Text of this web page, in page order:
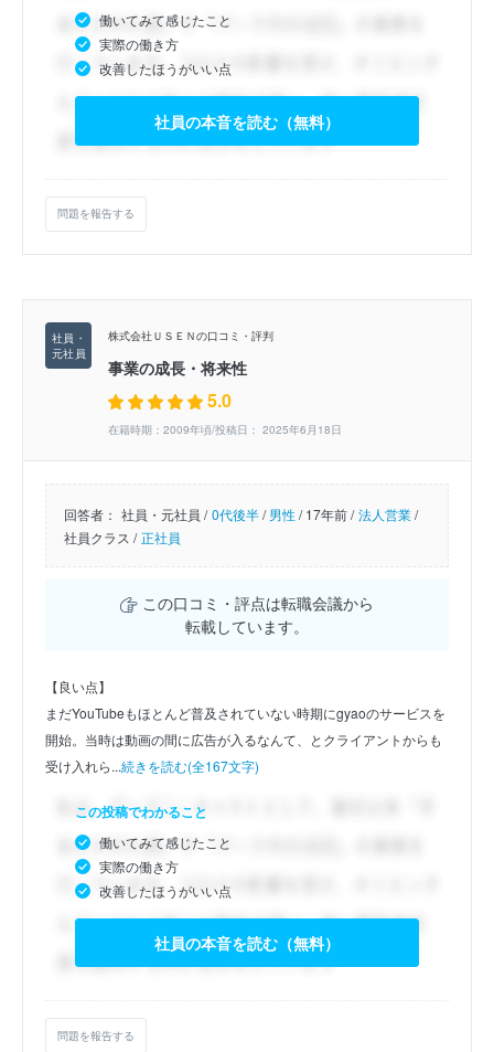
働いてみて感じたこと
実際の働き方
改善したほうがいい点
社員の本音を読む（無料）
問題を報告する
株式会社ＵＳＥＮの口コミ・評判
事業の成長・将来性
5.0
在籍時期：2009年頃/投稿日： 2025年6月18日
回答者： 社員・元社員 / 0代後半/男性/17年前 / 法人営業/
社員クラス / 正社員
この口コミ・評点は転職会議から
転載しています。
【良い点】
まだYouTubeもほとんど普及されていない時期にgyaoのサービスを
開始。当時は動画の間に広告が入るなんて、とクライアントからも
受け入れら...続きを読む(全167文字)
この投稿でわかること
働いてみて感じたこと
実際の働き方
改善したほうがいい点
社員の本音を読む（無料）
問題を報告する